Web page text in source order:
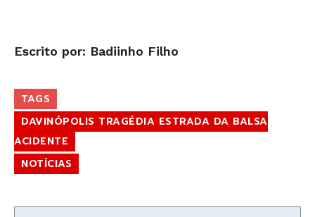
Escrito por: Badiinho Filho
TAGS
DAVINÓPOLIS TRAGÉDIA ESTRADA DA BALSA
ACIDENTE
NOTÍCIAS